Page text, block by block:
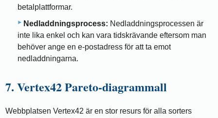
betalplattformar.
Nedladdningsprocess: Nedladdningsprocessen är
inte lika enkel och kan vara tidskrävande eftersom man
behöver ange en e-postadress för att ta emot
nedladdningarna.
7. Vertex42 Pareto-diagrammall
Webbplatsen Vertex42 är en stor resurs för alla sorters